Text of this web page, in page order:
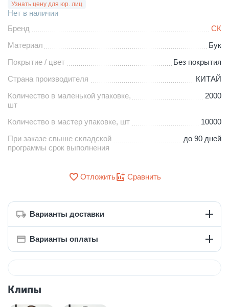
Узнать цену для юр. лиц
Нет в наличии
Бренд
СК
Материал
Бук
Покрытие / цвет
Без покрытия
Страна производителя
КИТАЙ
Количество в маленькой упаковке,
шт
2000
Количество в мастер упаковке, шт
10000
При заказе свыше складской
программы срок выполнения
до 90 дней
Отложить Сравнить
Варианты доставки
Варианты оплаты
Клипы